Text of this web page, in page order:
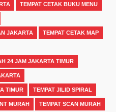
TEMPAT CETAK BUKU MENU
JAKARTA TEMPAT CETAK MAP
24 JAM JAKARTA TIMUR
TIMUR TEMPAT JILID SPIRAL
MURAH TEMPAT SCAN MURAH